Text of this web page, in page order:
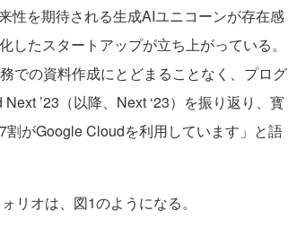
性を期待される生成AIユニコーンが存在感
たスタートアップが立ち上がっている。
での資料作成にとどまることなく、プログ
’23（以降、Next ‘23）を振り返り、寳
がGoogle Cloudを利用しています」と語
リオは、図1のようになる。